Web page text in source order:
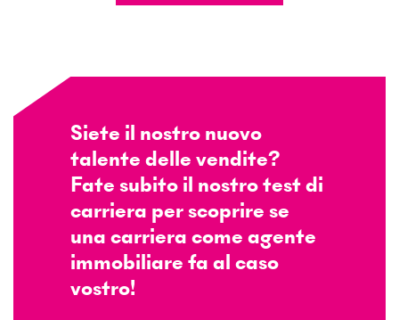
Siete il nostro nuovo
talente delle vendite?
Fate subito il nostro test di
carriera per scoprire se
una carriera come agente
immobiliare fa al caso
vostro!